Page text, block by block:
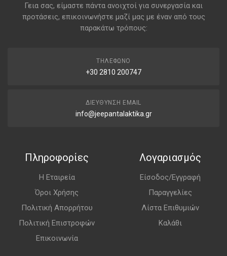
Γεια σας, είμαστε πάντα ανοιχτοί για συνεργασία και
προτάσεις, επικοινωνήστε μαζί μας με έναν από τους
παρακάτω τρόπους:
ΤΗΛΈΦΩΝΟ
+30 2810 200747
ΔΙΕΎΘΥΝΣΗ EMAIL
info@jeepantalaktika.gr
Πληροφορίες
Η Εταιρεία
Όροι Χρήσης
Πολιτική Απορρήτου
Πολιτική Επιστροφών
Επικοινωνία
Λογαριασμός
Είσοδος/Εγγραφή
Παραγγελίες
Λίστα Επιθυμιών
Καλάθι